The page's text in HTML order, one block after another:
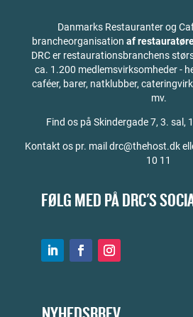
Danmarks Restauranter og
brancheorganisation af
DRC er restaurationsbranchens
ca. 1.200 medlemsvirksomheder -
caféer, barer, natklubber,
mv.
Find os på Skindergade 7, 3. sal,
Kontakt os pr. mail drc@thehost.dk
10 11
FØLG MED PÅ DRC'S